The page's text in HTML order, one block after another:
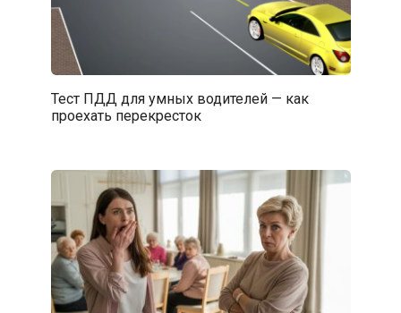
Тест ПДД для умных водителей — как
проехать перекресток